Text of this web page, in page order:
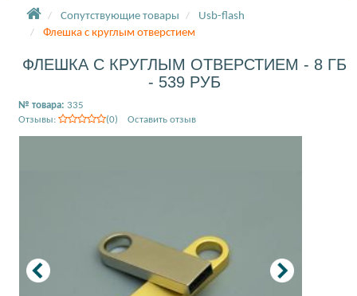
Сопутствующие товары
Usb-flash
Флешка с круглым отверстием
ФЛЕШКА С КРУГЛЫМ ОТВЕРСТИЕМ - 8 ГБ
- 539 РУБ
№ товара: 335
Отзывы:
(0) Оставить отзыв